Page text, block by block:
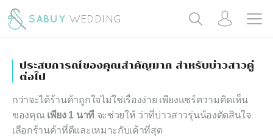
ประสบการณ์ของคุณสำคัญมาก สำหรับบ่าวสาวคู่
ต่อไป
กว่าจะได้ร้านค้าถูกใจไม่ใช่เรื่องง่าย เพียงแชร์ความคิดเห็น
ของคุณ เพียง 1 นาที จะช่วยให้ ว่าที่บ่าวสาวรุ่นน้องตัดสินใจ
เลือกร้านค้าที่ดีและเหมาะกับเค้าที่สุด